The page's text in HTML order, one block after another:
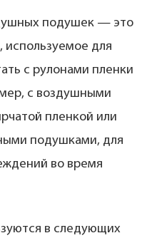
подушек — это
используемое для
с рулонами пленки
с воздушными
​​пленкой или
подушками, для
во время
в следующих